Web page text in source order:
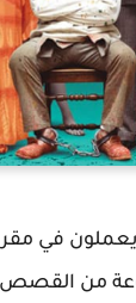
في مقر
من